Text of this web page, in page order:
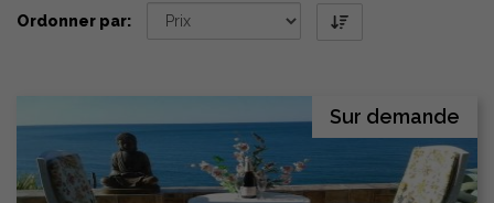
Ordonner par:
Sur demande